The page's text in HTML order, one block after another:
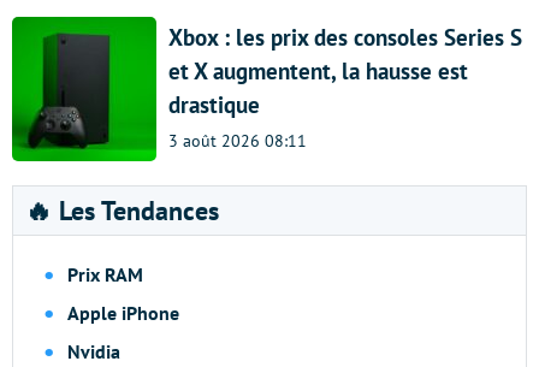
Xbox : les prix des consoles Series S
et X augmentent, la hausse est
drastique
3 août 2026 08:11
🔥 Les Tendances
Prix RAM
Apple iPhone
Nvidia